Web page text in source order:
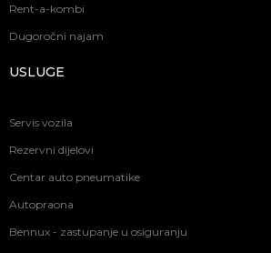
Rent-a-kombi
Dugoročni najam
USLUGE
Servis vozila
Rezervni dijelovi
Centar auto pneumatike
Autopraona
Bennux - zastupanje u osiguranju